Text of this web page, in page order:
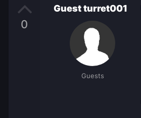
0
Guest turret001
Guests